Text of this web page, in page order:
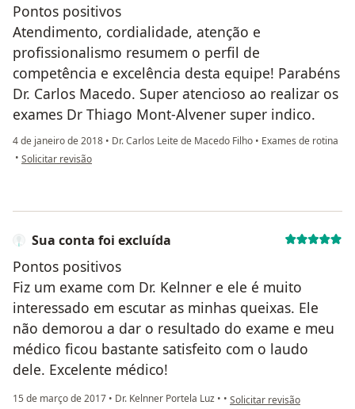
Pontos positivos
Atendimento, cordialidade, atenção e
profissionalismo resumem o perfil de
competência e excelência desta equipe! Parabéns
Dr. Carlos Macedo. Super atencioso ao realizar os
exames Dr Thiago Mont-Alvener super indico.
4 de janeiro de 2018 • Dr. Carlos Leite de Macedo Filho • Exames de rotina
• na opinião do utilizador anônimo
Solicitar revisão
Sua conta foi excluída
Pontos positivos
Fiz um exame com Dr. Kelnner e ele é muito
interessado em escutar as minhas queixas. Ele
não demorou a dar o resultado do exame e meu
médico ficou bastante satisfeito com o laudo
dele. Excelente médico!
15 de março de 2017 • Dr. Kelnner Portela Luz • • na opinião do utilizador
Solicitar revisão